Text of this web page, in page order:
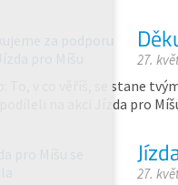
27.
To, v co věříš, se stane
podíleli na akci Jízda pro
27.